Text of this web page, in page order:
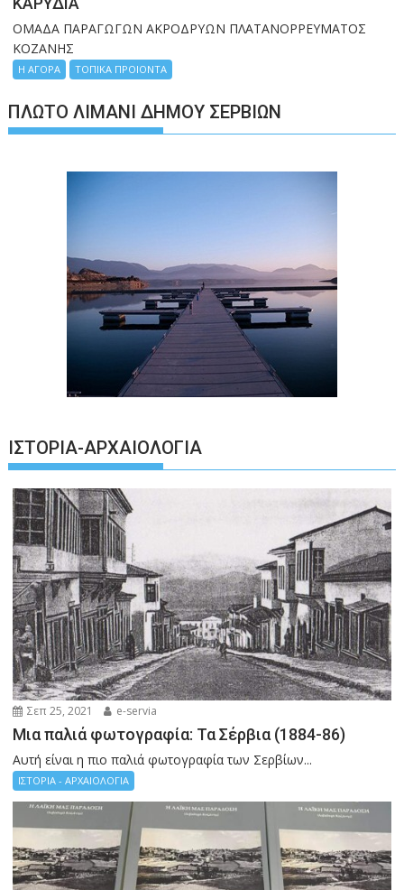
ΟΜΑΔΑ ΠΑΡΑΓΩΓΩΝ ΑΚΡΟΔΡΥΩΝ ΠΛΑΤΑΝΟΡΡΕΥΜΑΤΟΣ
ΚΟΖΑΝΗΣ
Η ΑΓΟΡΑ ΤΟΠΙΚΑ ΠΡΟΙΟΝΤΑ
ΠΛΩΤΌ ΛΙΜΆΝΙ ΔΉΜΟΥ ΣΕΡΒΊΩΝ
ΙΣΤΟΡΊΑ-ΑΡΧΑΙΟΛΟΓΊΑ
Σεπ 25, 2021 e-servia
Μια παλιά φωτογραφία: Τα Σέρβια (1884-86)
Αυτή είναι η πιο παλιά φωτογραφία των Σερβίων...
ΙΣΤΟΡΙΑ - ΑΡΧΑΙΟΛΟΓΙΑ